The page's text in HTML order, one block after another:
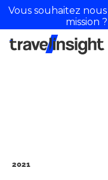
2021
Vous souhaitez
mission ?